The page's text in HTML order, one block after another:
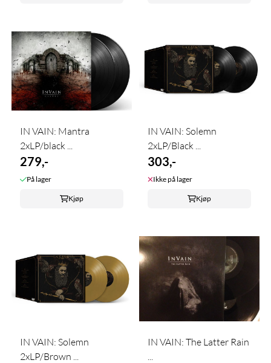
IN VAIN: Mantra
2xLP/black ...
279,-
På lager
Kjøp
IN VAIN: Solemn
2xLP/Black ...
303,-
Ikke på lager
Kjøp
IN VAIN: Solemn
2xLP/Brown ...
IN VAIN: The Latter Rain